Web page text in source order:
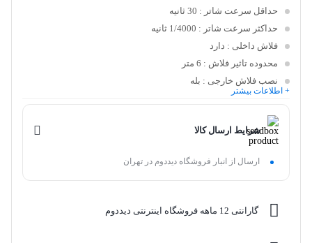
حداقل سرعت شاتر : 30 ثانیه
حداکثر سرعت شاتر : 1/4000 ثانیه
فلاش داخلی : دارد
محدوده تاثیر فلاش : 6 متر
نصب فلاش خارجی : بله
+ اطلاعات بیشتر
شرایط ارسال کالا
ارسال از انبار فروشگاه دیددوم در تهران
گارانتی 12 ماهه فروشگاه اینترنتی دیددوم